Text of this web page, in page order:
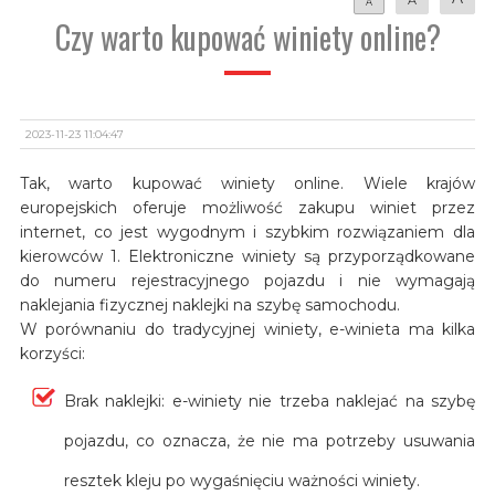
Czy warto kupować winiety online?
2023-11-23 11:04:47
Tak, warto kupować winiety online. Wiele krajów
europejskich oferuje możliwość zakupu winiet przez
internet, co jest wygodnym i szybkim rozwiązaniem dla
kierowców 1. Elektroniczne winiety są przyporządkowane
do numeru rejestracyjnego pojazdu i nie wymagają
naklejania fizycznej naklejki na szybę samochodu.
W porównaniu do tradycyjnej winiety, e-winieta ma kilka
korzyści:
Brak naklejki: e-winiety nie trzeba naklejać na szybę
pojazdu, co oznacza, że nie ma potrzeby usuwania
resztek kleju po wygaśnięciu ważności winiety.